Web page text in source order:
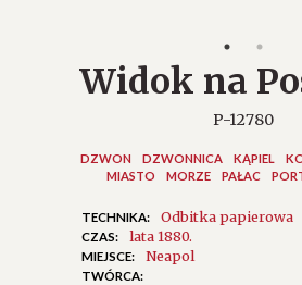
Widok na
P-12780
DZWON DZWONNICA KĄPIEL
MIASTO
MORZE PAŁAC
TECHNIKA: Odbitka papierowa
CZAS: lata 1880.
MIEJSCE: Neapol
TWÓRCA: